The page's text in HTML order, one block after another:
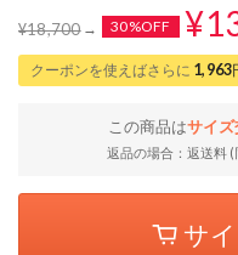
¥18,700 30%OFF
クーポンを使えばさらに 1,963
この商品はサイ
返品の場合：返送料
サ